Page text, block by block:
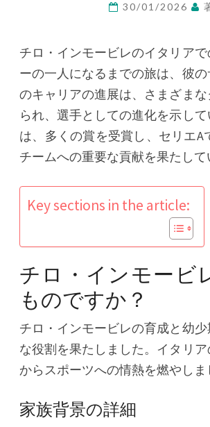
30/01/2026
チロ・インモービレのイタリア
ーの一人になるまでの旅は、彼
のキャリアの進展は、さまざま
られ、選手としての進化を示し
は、多くの賞を受賞し、セリエ
チームへの重要な貢献を果たして
Key sections in the article:
チロ・インモービ
ものですか？
チロ・インモービレの育成と幼
な役割を果たしました。イタリ
からスポーツへの情熱を燃やしま
家族背景の詳細